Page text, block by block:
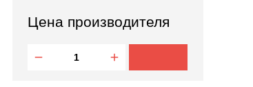
Цена производителя